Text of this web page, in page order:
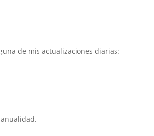
de mis actualizaciones diarias: